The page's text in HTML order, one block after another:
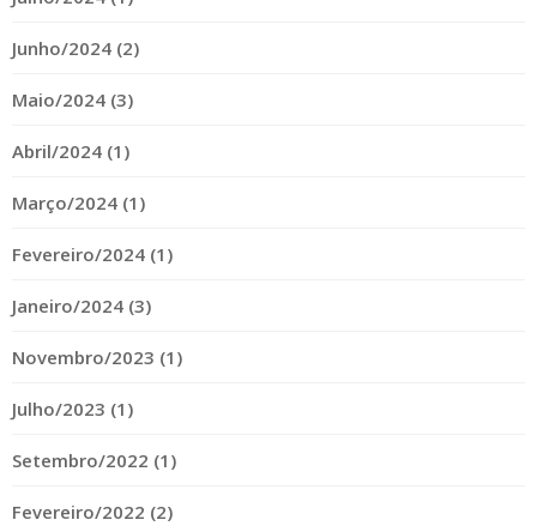
Junho/2024 (2)
Maio/2024 (3)
Abril/2024 (1)
Março/2024 (1)
Fevereiro/2024 (1)
Janeiro/2024 (3)
Novembro/2023 (1)
Julho/2023 (1)
Setembro/2022 (1)
Fevereiro/2022 (2)